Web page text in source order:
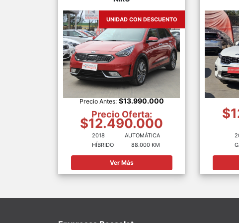
UNIDAD CON DESCUENTO
Precio Antes: $13.990.000
Precio Oferta:
$12.490.000
2018
HÍBRIDO
AUTOMÁTICA
88.000 KM
Ver Más